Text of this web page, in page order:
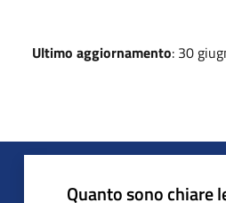
Ultimo aggiornamento: 30
Quanto sono chiare